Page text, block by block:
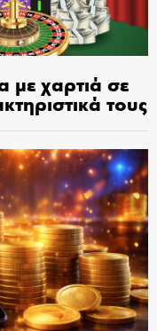
με χαρτιά σε
τους